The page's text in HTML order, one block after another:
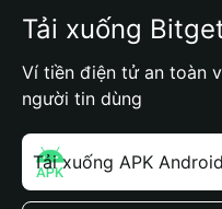
Tải xuống
Ví tiền điện tử an toàn
người tin dùng
Tải xuống APK Android